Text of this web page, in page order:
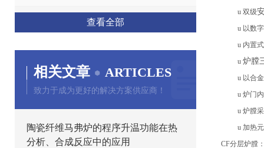
查看全部
相关文章 ARTICLES
致力于成为更好的解决方案供应商！
陶瓷纤维马弗炉的程序升温功能在热
分析、合成反应中的应用
u 双级
u 以数
u 内置
u 炉膛
u 以合
u 炉门
u 炉膛
u 加热
CF分层炉膛